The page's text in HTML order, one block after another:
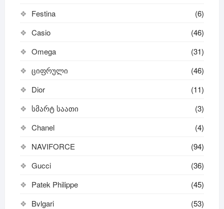
Festina
(6)
Casio
(46)
Omega
(31)
ციფრული
(46)
Dior
(11)
სმარტ საათი
(3)
Chanel
(4)
NAVIFORCE
(94)
Gucci
(36)
Patek Philippe
(45)
Bvlgari
(53)